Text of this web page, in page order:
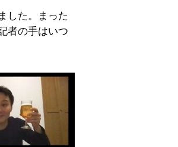
した。まった
者の手はいつ